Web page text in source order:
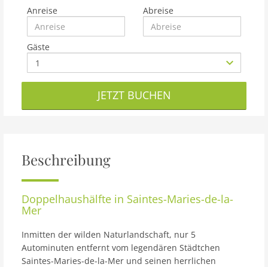
Anreise Abreise
Gäste
JETZT BUCHEN
Beschreibung
Doppelhaushälfte in Saintes-Maries-de-la-
Mer
Inmitten der wilden Naturlandschaft, nur 5
Autominuten entfernt vom legendären Städtchen
Saintes-Maries-de-la-Mer und seinen herrlichen